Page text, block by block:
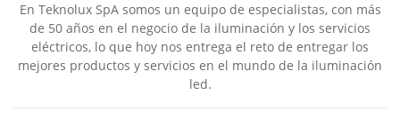
En Teknolux SpA somos un equipo de especialistas, con más
de 50 años en el negocio de la iluminación y los servicios
eléctricos, lo que hoy nos entrega el reto de entregar los
mejores productos y servicios en el mundo de la iluminación
led.